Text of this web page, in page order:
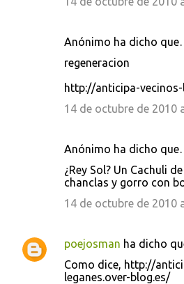
Anónimo ha dicho
regeneracion
http://anticipa-
14 de octubre de 2010
Anónimo ha dicho
¿Rey Sol? Un Cachuli
chanclas y gorro con
14 de octubre de 2010
poejosman ha dicho
Como dice, http://
leganes.over-blog.es/